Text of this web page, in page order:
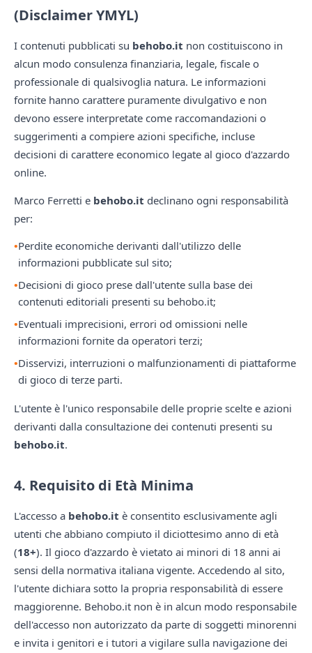
(Disclaimer YMYL)
I contenuti pubblicati su behobo.it non costituiscono in
alcun modo consulenza finanziaria, legale, fiscale o
professionale di qualsivoglia natura. Le informazioni
fornite hanno carattere puramente divulgativo e non
devono essere interpretate come raccomandazioni o
suggerimenti a compiere azioni specifiche, incluse
decisioni di carattere economico legate al gioco d'azzardo
online.
Marco Ferretti e behobo.it declinano ogni responsabilità
per:
Perdite economiche derivanti dall'utilizzo delle
informazioni pubblicate sul sito;
Decisioni di gioco prese dall'utente sulla base dei
contenuti editoriali presenti su behobo.it;
Eventuali imprecisioni, errori od omissioni nelle
informazioni fornite da operatori terzi;
Disservizi, interruzioni o malfunzionamenti di piattaforme
di gioco di terze parti.
L'utente è l'unico responsabile delle proprie scelte e azioni
derivanti dalla consultazione dei contenuti presenti su
behobo.it.
4. Requisito di Età Minima
L'accesso a behobo.it è consentito esclusivamente agli
utenti che abbiano compiuto il diciottesimo anno di età
(18+). Il gioco d'azzardo è vietato ai minori di 18 anni ai
sensi della normativa italiana vigente. Accedendo al sito,
l'utente dichiara sotto la propria responsabilità di essere
maggiorenne. Behobo.it non è in alcun modo responsabile
dell'accesso non autorizzato da parte di soggetti minorenni
e invita i genitori e i tutori a vigilare sulla navigazione dei